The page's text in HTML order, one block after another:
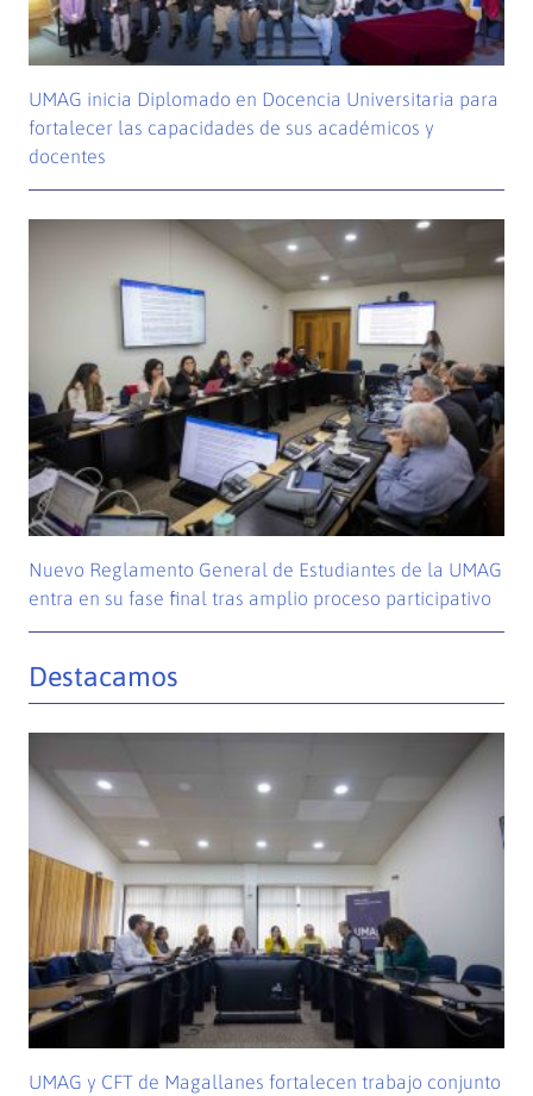
UMAG inicia Diplomado en Docencia Universitaria para
fortalecer las capacidades de sus académicos y
docentes
Nuevo Reglamento General de Estudiantes de la UMAG
entra en su fase final tras amplio proceso participativo
Destacamos
UMAG y CFT de Magallanes fortalecen trabajo conjunto